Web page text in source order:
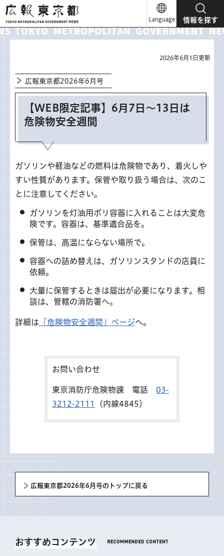
広報東京都
Language 情報を探す
2026年6月1日更新
広報東京都2026年6月号
【WEB限定記事】6月7日～13日は
危険物安全週間
ガソリンや軽油などの燃料は危険物であり、着火しや
すい性質があります。保管や取り扱う場合は、次のこ
とに注意してください。
ガソリンを灯油用ポリ容器に入れることは大変危
険です。容器は、基準適合品を。
保管は、高温にならない場所で。
容器への詰め替えは、ガソリンスタンドの店員に
依頼。
大量に保管するときは届出が必要になります。相
談は、管轄の消防署へ。
詳細は 「危険物安全週間」ページへ。
お問い合わせ
東京消防庁危険物課 電話 03-
3212-2111
（内線4845）
広報東京都2026年6月号のトップに戻る
おすすめコンテンツ